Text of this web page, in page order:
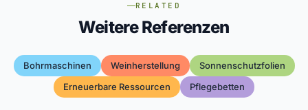
RELATED
Weitere Referenzen
Bohrmaschinen Weinherstellung
Sonnenschutzfolien
Erneuerbare Ressourcen
Pflegebetten